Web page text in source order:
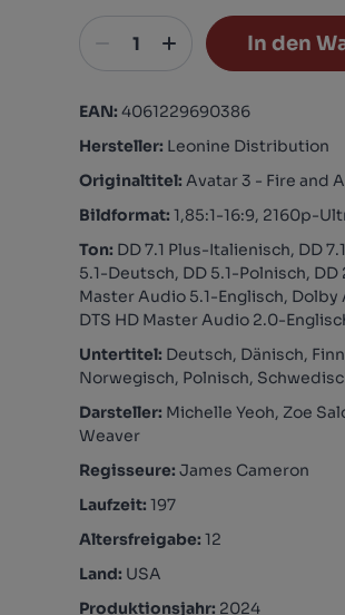
In den
EAN:4061229690386
Hersteller: Leonine Distribution
Originaltitel:Avatar 3 - Fire and
Bildformat:1,85:1-16:9, 2160p-
Ton: DD 7.1 Plus-Italienisch, DD
5.1-Deutsch, DD 5.1-Polnisch, DD
Master Audio 5.1-Englisch, Dolby
DTS HD Master Audio 2.0-
Untertitel: Deutsch, Dänisch,
Norwegisch, Polnisch,
Darsteller: Michelle Yeoh, Zoe
Weaver
Regisseure:James Cameron
Laufzeit:197
Altersfreigabe:12
Land: USA
Produktionsjahr: 2024